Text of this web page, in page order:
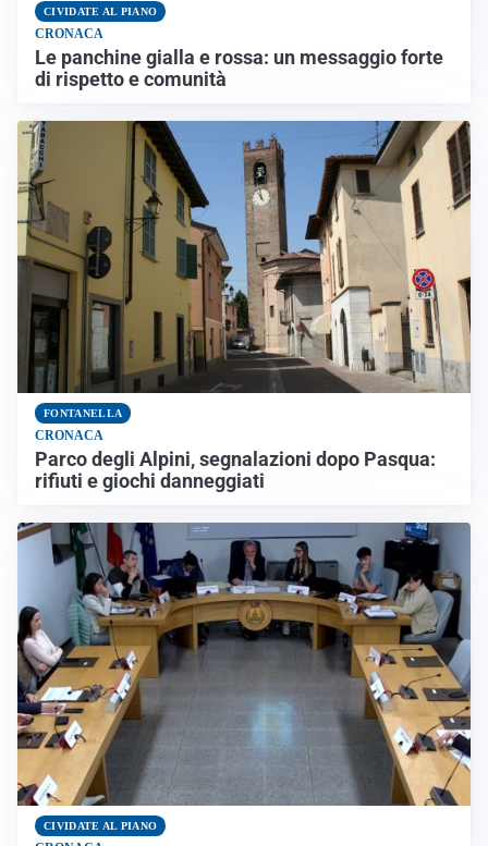
CIVIDATE AL PIANO
CRONACA
Le panchine gialla e rossa: un messaggio forte
di rispetto e comunità
FONTANELLA
CRONACA
Parco degli Alpini, segnalazioni dopo Pasqua:
rifiuti e giochi danneggiati
CIVIDATE AL PIANO